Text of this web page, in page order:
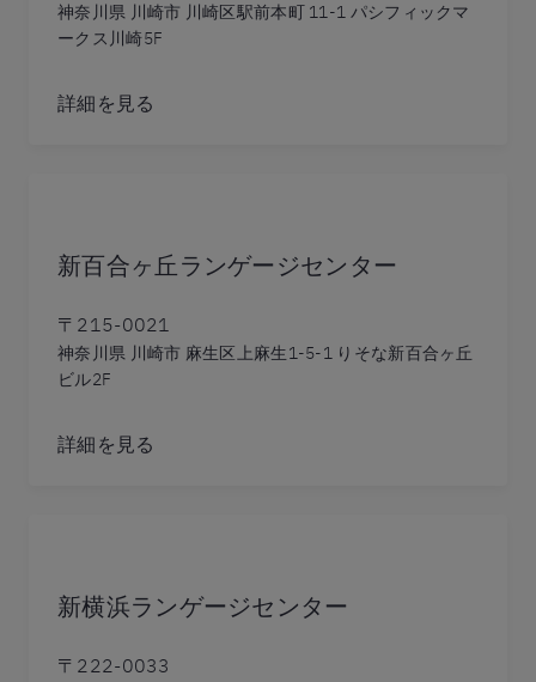
神奈川県 川崎市 川崎区駅前本町 11-1 パシフィックマ
ークス川崎5F
詳細を見る
新百合ヶ丘ランゲージセンター
〒215-0021
神奈川県 川崎市 麻生区上麻生1-5-1 りそな新百合ヶ丘
ビル2F
詳細を見る
新横浜ランゲージセンター
〒222-0033